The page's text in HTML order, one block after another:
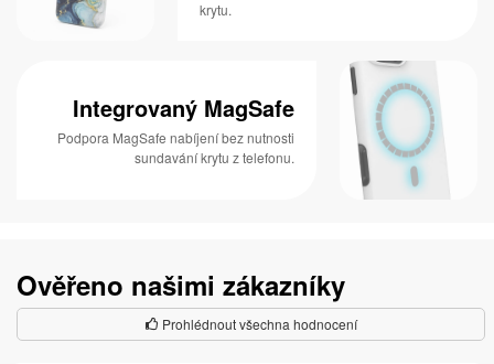
krytu.
Integrovaný MagSafe
Podpora MagSafe nabíjení bez nutnosti
sundavání krytu z telefonu.
Ověřeno našimi zákazníky
Prohlédnout všechna hodnocení